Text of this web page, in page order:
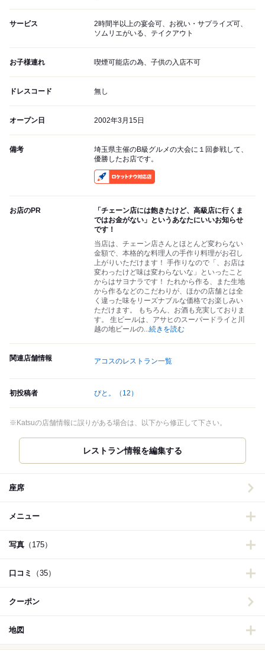
サービス
2時間半以上の宴会可、お祝い・サプライズ可、
ソムリエがいる、テイクアウト
お子様連れ 喫煙可能店の為、子供の入店不可
ドレスコード 無し
オープン日 2002年3月15日
備考
埼玉県主催のB級グルメの大会に１回参戦して、
優勝したお店です。
お店のPR
「チェーン店には飽きたけど、高級店に行くま
ではお金がない」というあなたにいいお知らせ
です！
当店は、チェーン店さんとほとんど変わらない
金額で、本格的な料理人の手作り料理がお召し
上がりいただけます！ 手作りなので「、お店は
変わったけど味は変わらないな」といったこと
からはサヨナラです！ たれから作る、また生地
から作るなどのこだわりが、ほかの店舗とは全
く違った味をリーズナブルな価格でお楽しみい
ただけます。 もちろん、お酒も充実しておりま
す。 生ビールは、アサヒのスーパードライと川
越の地ビールの...続きを読む
関連店舗情報 アコスのレストラン一覧
初投稿者 ぴと。 （12）
※Katsuの店舗情報に誤りがある場合は、以下から修正して下さい。
レストラン情報を編集する
座席
メニュー
写真 （175）
口コミ （35）
クーポン
地図